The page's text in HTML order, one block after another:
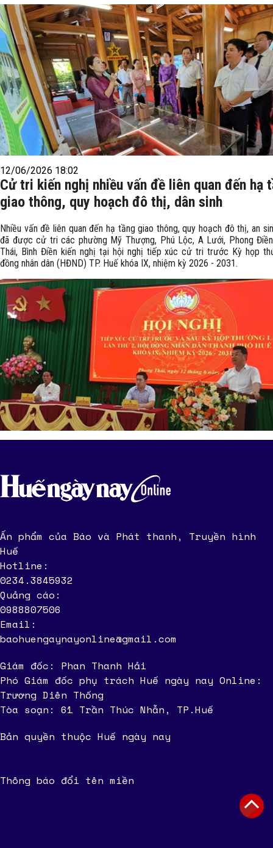
12/06/2026 18:02
Cử tri kiến nghị nhiều vấn đề liên quan đến hạ
giao thông, quy hoạch đô thị, dân sinh
Nhiều vấn đề liên quan đến hạ tầng giao thông, quy hoạch đô thị, an
đã được cử tri các phường Mỹ Thượng, Phú Lộc, A Lưới, Phong
Thái, Bình Điền kiến nghị tại hội nghị tiếp xúc cử tri trước Kỳ họp
đồng nhân dân (HĐND) TP. Huế khóa IX, nhiệm kỳ 2026 - 2031.
Ấn phẩm của Báo và Phát thanh, Truyền hình
Huế
Hotline:
0234.3845932
Quảng cáo:
0988807506
Email:
baohuengaynayonline@gmail.com
Giám đốc: Phan Thanh Hải
Phó Giám đốc phụ trách Huế ngày nay Online:
Trương Diên Thống
Tòa soạn: 61 Trần Thúc Nhẫn, TP.Huế
Bản quyền thuộc Huế ngày nay
Thông báo đổi tên miền